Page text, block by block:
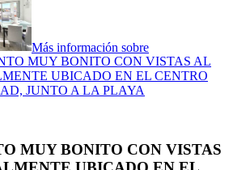
Más información sobre
MUY BONITO CON VISTAS AL
UBICADO EN EL CENTRO
JUNTO A LA PLAYA
MUY BONITO CON VISTAS